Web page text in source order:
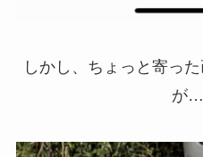
しかし、ちょっと寄っ
が